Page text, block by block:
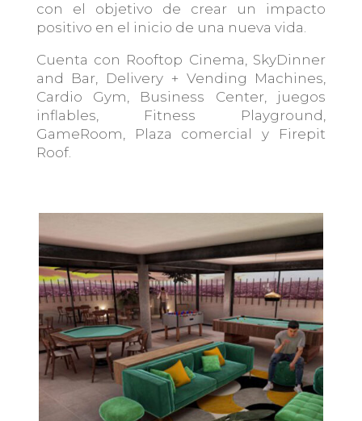
con el objetivo de crear un impacto
positivo en el inicio de una nueva vida.
Cuenta con Rooftop Cinema, SkyDinner
and Bar, Delivery + Vending Machines,
Cardio Gym, Business Center, juegos
inflables, Fitness Playground,
GameRoom, Plaza comercial y Firepit
Roof.